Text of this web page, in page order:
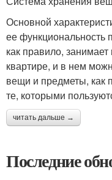
Основной
ее функциональность
как правило,
квартире, и в нем
вещи и предметы, как
те, которыми
читать дальше →
Последние